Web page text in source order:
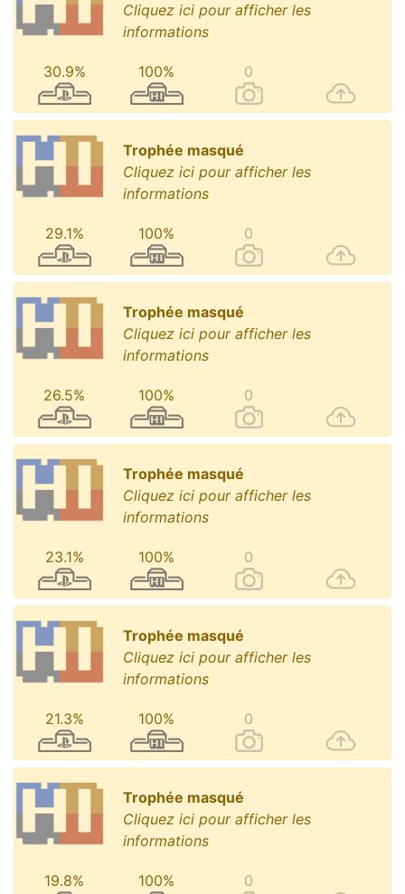
Cliquez ici pour afficher les
informations
30.9% 100% 0
Trophée masqué
Cliquez ici pour afficher les
informations
29.1% 100% 0
Trophée masqué
Cliquez ici pour afficher les
informations
26.5% 100% 0
Trophée masqué
Cliquez ici pour afficher les
informations
23.1% 100% 0
Trophée masqué
Cliquez ici pour afficher les
informations
21.3% 100% 0
Trophée masqué
Cliquez ici pour afficher les
informations
19.8% 100% 0